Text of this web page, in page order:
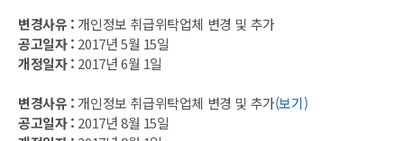
변경사유 : 개인정보 취급위탁업체 변경 및 추가
공고일자 : 2017년 5월 15일
개정일자 : 2017년 6월 1일
변경사유 : 개인정보 취급위탁업체 변경 및 추가(보기)
공고일자 : 2017년 8월 15일